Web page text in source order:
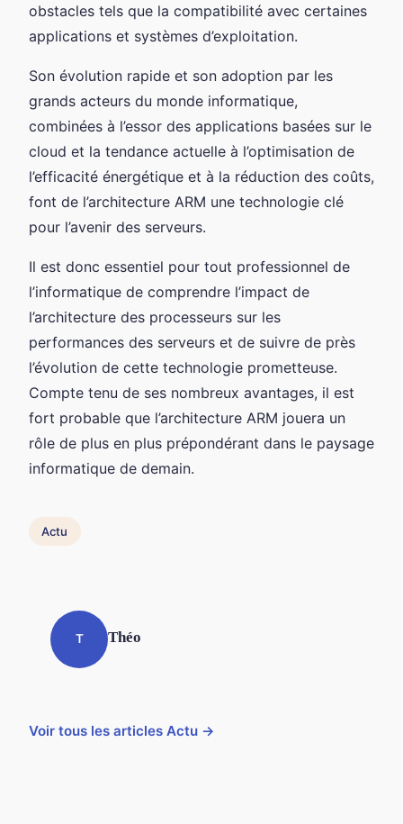
obstacles tels que la compatibilité avec certaines
applications et systèmes d’exploitation.
Son évolution rapide et son adoption par les
grands acteurs du monde informatique,
combinées à l’essor des applications basées sur le
cloud et la tendance actuelle à l’optimisation de
l’efficacité énergétique et à la réduction des coûts,
font de l’architecture ARM une technologie clé
pour l’avenir des serveurs.
Il est donc essentiel pour tout professionnel de
l’informatique de comprendre l’impact de
l’architecture des processeurs sur les
performances des serveurs et de suivre de près
l’évolution de cette technologie prometteuse.
Compte tenu de ses nombreux avantages, il est
fort probable que l’architecture ARM jouera un
rôle de plus en plus prépondérant dans le paysage
informatique de demain.
Actu
T Théo
Voir tous les articles Actu →